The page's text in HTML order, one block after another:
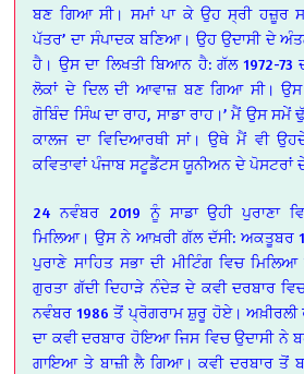
ਬਣ ਗਿਆ ਸੀ। ਸਮਾਂ ਪਾ ਕੇ ਉਹ ਸ੍ਰੀ ਹਜ਼ੂਰ
ਪੱਤਰ’ ਦਾ ਸੰਪਾਦਕ ਬਣਿਆ। ਉਹ ਉਦਾਸੀ ਦੇ
ਹੈ। ਉਸ ਦਾ ਲਿਖਤੀ ਬਿਆਨ ਹੈ: ਗੱਲ 1972-73
ਲੋਕਾਂ ਦੇ ਦਿਲ ਦੀ ਆਵਾਜ਼ ਬਣ ਗਿਆ ਸੀ। ਉਸ
ਗੋਬਿੰਦ ਸਿੰਘ ਦਾ ਰਾਹ, ਸਾਡਾ ਰਾਹ।’ ਮੈਂ ਉਸ ਸਮੇਂ
ਕਾਲਜ ਦਾ ਵਿਦਿਆਰਥੀ ਸਾਂ। ਉਥੇ ਮੈਂ ਵੀ
ਕਵਿਤਾਵਾਂ ਪੰਜਾਬ ਸਟੂਡੈਂਟਸ ਯੂਨੀਅਨ ਦੇ
24 ਨਵੰਬਰ 2019 ਨੂੰ ਸਾਡਾ ਉਹੀ ਪੁਰਾਣਾ
ਮਿਲਿਆ। ਉਸ ਨੇ ਆਖ਼ਰੀ ਗੱਲ ਦੱਸੀ: ਅਕਤੂਬਰ
ਪੁਰਾਣੇ ਸਾਹਿਤ ਸਭਾ ਦੀ ਮੀਟਿੰਗ ਵਿਚ
ਗੁਰਤਾ ਗੱਦੀ ਦਿਹਾੜੇ ਨੰਦੇੜ ਦੇ ਕਵੀ ਦਰਬਾਰ
ਨਵੰਬਰ 1986 ਤੋਂ ਪ੍ਰੋਗਰਾਮ ਸ਼ੁਰੂ ਹੋਏ।
ਦਾ ਕਵੀ ਦਰਬਾਰ ਹੋਇਆ ਜਿਸ ਵਿਚ ਉਦਾਸੀ ਨੇ
ਗਾਇਆ ਤੇ ਬਾਜ਼ੀ ਲੈ ਗਿਆ। ਕਵੀ ਦਰਬਾਰ ਤੋਂ